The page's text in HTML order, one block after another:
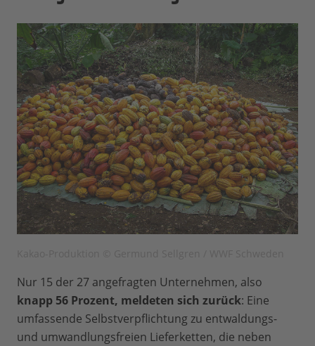
Nur 15 der 27 angefragten Unternehmen, also
knapp 56 Prozent, meldeten sich zurück: Eine
umfassende Selbstverpflichtung zu entwaldungs-
und umwandlungsfreien Lieferketten, die neben